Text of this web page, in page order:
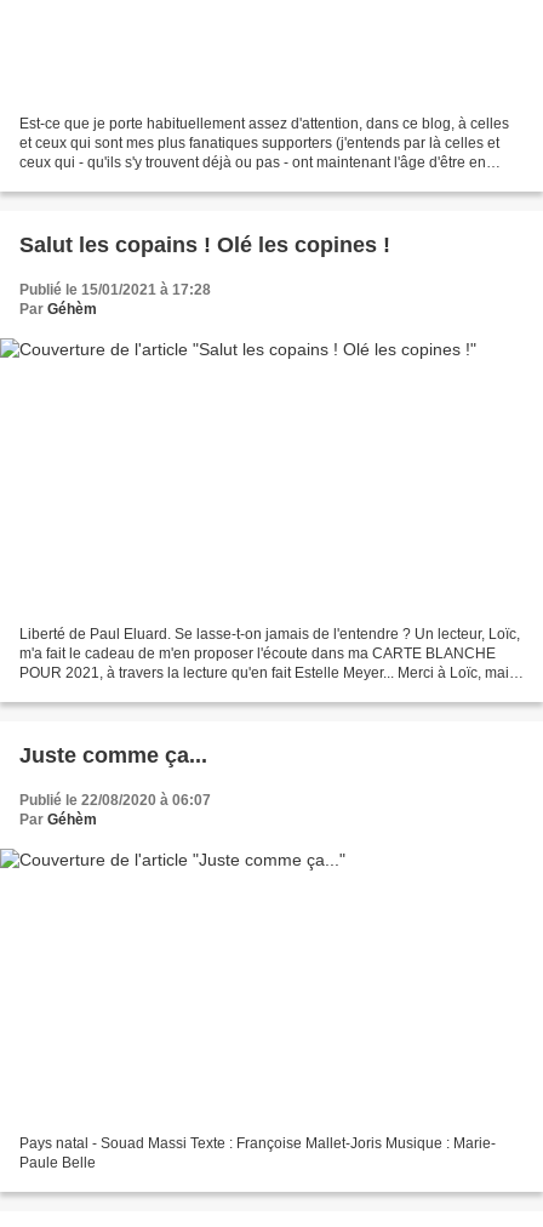
Est-ce que je porte habituellement assez d'attention, dans ce blog, à celles
et ceux qui sont mes plus fanatiques supporters (j'entends par là celles et
ceux qui - qu'ils s'y trouvent déjà ou pas - ont maintenant l'âge d'être en
Salut les copains ! Olé les copines !
Publié le 15/01/2021 à 17:28
Par Géhèm
Liberté de Paul Eluard. Se lasse-t-on jamais de l'entendre ? Un lecteur, Loïc,
m'a fait le cadeau de m'en proposer l'écoute dans ma CARTE BLANCHE
POUR 2021, à travers la lecture qu'en fait Estelle Meyer... Merci à Loïc, mais
Juste comme ça...
Publié le 22/08/2020 à 06:07
Par Géhèm
Pays natal - Souad Massi Texte : Françoise Mallet-Joris Musique : Marie-
Paule Belle